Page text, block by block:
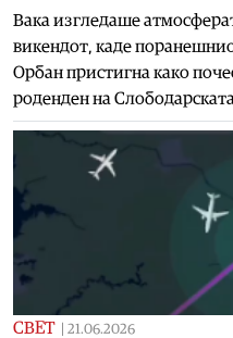
Вака изгледаше
викендот, каде
Орбан пристигна како
роденден на
СВЕТ 21.06.2026